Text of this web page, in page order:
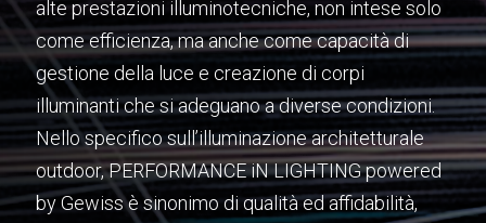
alte prestazioni illuminotecniche, non intese solo
come efficienza, ma anche come capacità di
gestione della luce e creazione di corpi
illuminanti che si adeguano a diverse condizioni.
Nello specifico sull’illuminazione architetturale
outdoor, PERFORMANCE iN LIGHTING powered
by Gewiss è sinonimo di qualità ed affidabilità,